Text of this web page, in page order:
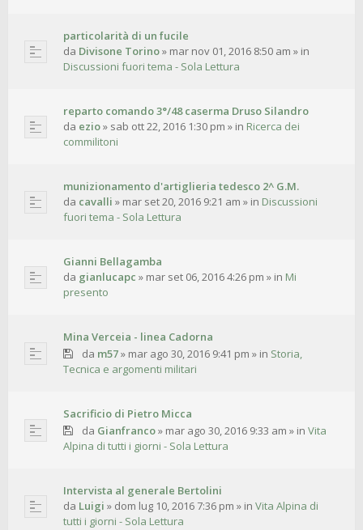
particolarità di un fucile
da Divisone Torino» mar nov 01, 2016 8:50 am » in
Discussioni fuori tema - Sola Lettura
reparto comando 3°/48 caserma Druso Silandro
da ezio» sab ott 22, 2016 1:30 pm » in Ricerca dei
commilitoni
munizionamento d'artiglieria tedesco 2^ G.M.
da cavalli » mar set 20, 2016 9:21 am » in Discussioni
fuori tema - Sola Lettura
Gianni Bellagamba
da gianlucapc » mar set 06, 2016 4:26 pm » in Mi
presento
Mina Verceia - linea Cadorna
da m57» mar ago 30, 2016 9:41 pm » in Storia,
Tecnica e argomenti militari
Sacrificio di Pietro Micca
da Gianfranco» mar ago 30, 2016 9:33 am » in Vita
Alpina di tutti i giorni - Sola Lettura
Intervista al generale Bertolini
da Luigi » dom lug 10, 2016 7:36 pm » in Vita Alpina di
tutti i giorni - Sola Lettura